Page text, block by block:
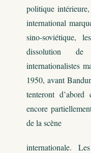
politique
international
sino-soviétique,
dissolution
internationalistes
1950, avant
tenteront d’abord
encore
de la scène
internationale.